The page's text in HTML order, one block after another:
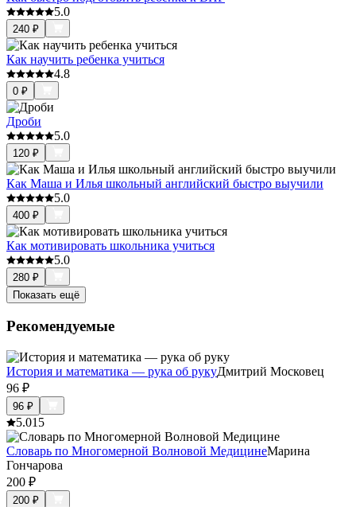
5.0
240 ₽
Как научить ребенка учиться
4.8
0 ₽
Дроби
5.0
120 ₽
Как Маша и Илья школьный английский быстро выучили
5.0
400 ₽
Как мотивировать школьника учиться
5.0
280 ₽
Показать ещё
Рекомендуемые
История и математика — рука об рукуДмитрий Московец
96 ₽
96 ₽
5.015
Словарь по Многомерной Волновой МедицинеМарина
Гончарова
200 ₽
200 ₽